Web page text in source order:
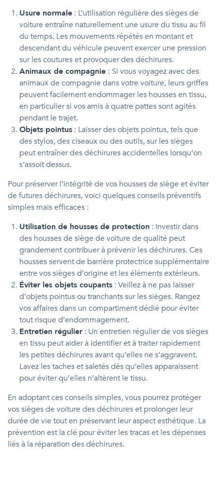
Usure normale : L’utilisation régulière des sièges de
voiture entraîne naturellement une usure du tissu au fil
du temps. Les mouvements répétés en montant et
descendant du véhicule peuvent exercer une pression
sur les coutures et provoquer des déchirures.
Animaux de compagnie : Si vous voyagez avec des
animaux de compagnie dans votre voiture, leurs griffes
peuvent facilement endommager les housses en tissu,
en particulier si vos amis à quatre pattes sont agités
pendant le trajet.
Objets pointus : Laisser des objets pointus, tels que
des stylos, des ciseaux ou des outils, sur les sièges
peut entraîner des déchirures accidentelles lorsqu’on
s’assoit dessus.
Pour préserver l’intégrité de vos housses de siège et éviter
de futures déchirures, voici quelques conseils préventifs
simples mais efficaces :
Utilisation de housses de protection : Investir dans
des housses de siège de voiture de qualité peut
grandement contribuer à prévenir les déchirures. Ces
housses servent de barrière protectrice supplémentaire
entre vos sièges d’origine et les éléments extérieurs.
Éviter les objets coupants : Veillez à ne pas laisser
d’objets pointus ou tranchants sur les sièges. Rangez
vos affaires dans un compartiment dédié pour éviter
tout risque d’endommagement.
Entretien régulier : Un entretien régulier de vos sièges
en tissu peut aider à identifier et à traiter rapidement
les petites déchirures avant qu’elles ne s’aggravent.
Lavez les taches et saletés dès qu’elles apparaissent
pour éviter qu’elles n’altèrent le tissu.
En adoptant ces conseils simples, vous pourrez protéger
vos sièges de voiture des déchirures et prolonger leur
durée de vie tout en préservant leur aspect esthétique. La
prévention est la clé pour éviter les tracas et les dépenses
liés à la réparation des déchirures.